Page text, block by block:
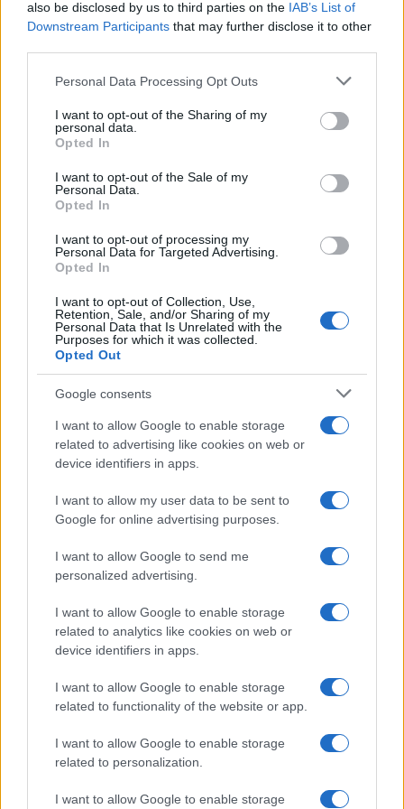
also be disclosed by us to third parties on the IAB’s List of
Downstream Participants that may further disclose it to other
Please note that this website/app uses one or more Google
not limited to your visit or usage behaviour. You may click to
grant or deny consent to Google and its third-party tags to
use your data for below specified purposes in below Google
consent section.
Personal Data Processing Opt Outs
I want to opt-out of the Sharing of my
personal data.
Opted In
I want to opt-out of the Sale of my
Personal Data.
Opted In
I want to opt-out of processing my
Personal Data for Targeted Advertising.
Opted In
I want to opt-out of Collection, Use,
Retention, Sale, and/or Sharing of my
Personal Data that Is Unrelated with the
Purposes for which it was collected.
Opted Out
Google consents
I want to allow Google to enable storage
related to advertising like cookies on web or
device identifiers in apps.
I want to allow my user data to be sent to
Google for online advertising purposes.
I want to allow Google to send me
personalized advertising.
I want to allow Google to enable storage
related to analytics like cookies on web or
device identifiers in apps.
I want to allow Google to enable storage
related to functionality of the website or app.
I want to allow Google to enable storage
related to personalization.
I want to allow Google to enable storage
okrevanja, brez kirurgije – le gladka koža brez odvečnih
centimetrov!
EMSLIM in Infra – kombinacija za hitro oblikovanje
telesa
EMSLIM je visoko učinkovita tehnologija, ki s pomočjo
elektromagnetne stimulacije povzroča intenzivne